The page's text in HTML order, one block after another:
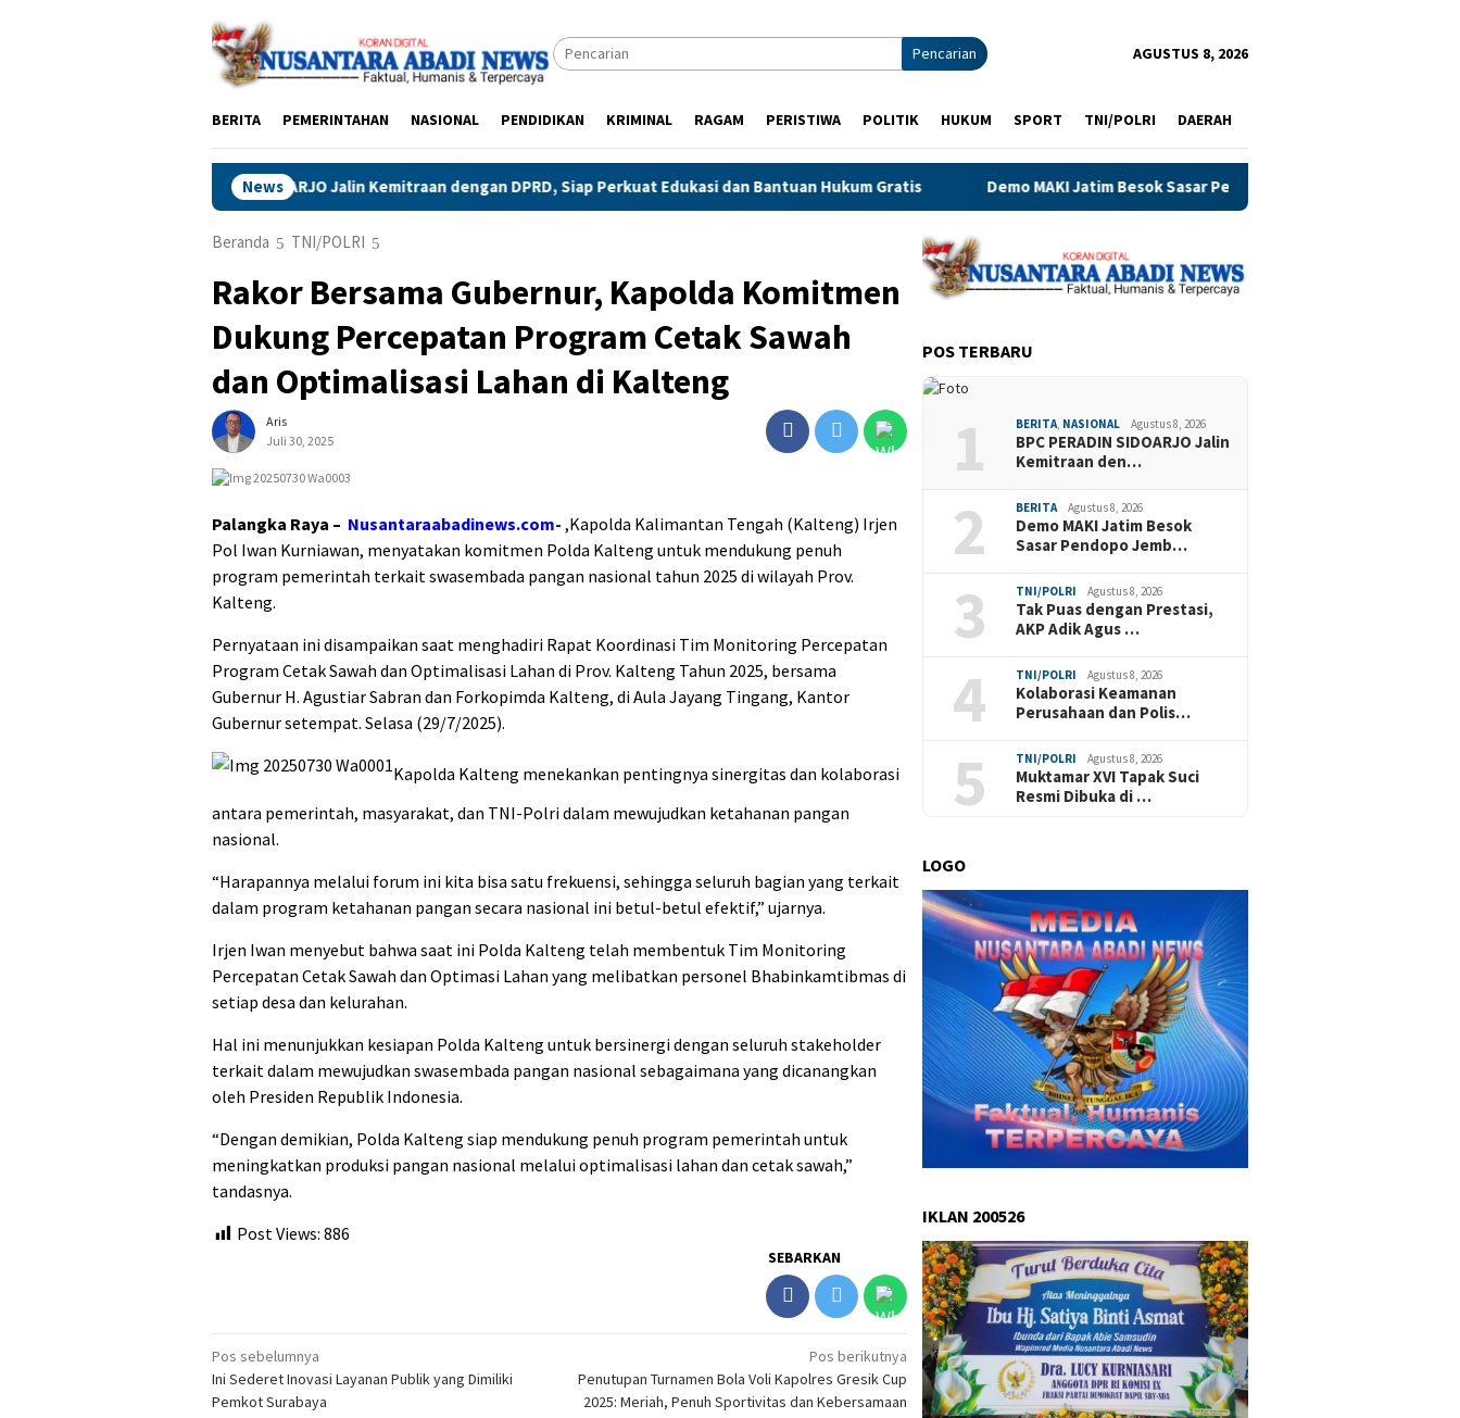
Pencarian AGUSTUS 8, 2026
BERITA PEMERINTAHAN NASIONAL PENDIDIKAN KRIMINAL RAGAM PERISTIWA POLITIK HUKUM SPORT TNI/POLRI DAERAH
News
BPC PERADIN SIDOARJO Jalin Kemitraan dengan DPRD, Siap Perkuat Edukasi dan Bantuan Hukum Gratis Demo MAKI Jatim Besok Sasar Pendopo Jember dan Cabdin, Soroti Dugaan
Beranda TNI/POLRI
Rakor Bersama Gubernur, Kapolda Komitmen
Dukung Percepatan Program Cetak Sawah
dan Optimalisasi Lahan di Kalteng
Aris
Juli 30, 2025
Palangka Raya – Nusantaraabadinews.com- ,Kapolda Kalimantan Tengah (Kalteng) Irjen
Pol Iwan Kurniawan, menyatakan komitmen Polda Kalteng untuk mendukung penuh
program pemerintah terkait swasembada pangan nasional tahun 2025 di wilayah Prov.
Kalteng.
Pernyataan ini disampaikan saat menghadiri Rapat Koordinasi Tim Monitoring Percepatan
Program Cetak Sawah dan Optimalisasi Lahan di Prov. Kalteng Tahun 2025, bersama
Gubernur H. Agustiar Sabran dan Forkopimda Kalteng, di Aula Jayang Tingang, Kantor
Gubernur setempat. Selasa (29/7/2025).
Kapolda Kalteng menekankan pentingnya sinergitas dan kolaborasi
antara pemerintah, masyarakat, dan TNI-Polri dalam mewujudkan ketahanan pangan
nasional.
“Harapannya melalui forum ini kita bisa satu frekuensi, sehingga seluruh bagian yang terkait
dalam program ketahanan pangan secara nasional ini betul-betul efektif,” ujarnya.
Irjen Iwan menyebut bahwa saat ini Polda Kalteng telah membentuk Tim Monitoring
Percepatan Cetak Sawah dan Optimasi Lahan yang melibatkan personel Bhabinkamtibmas di
setiap desa dan kelurahan.
Hal ini menunjukkan kesiapan Polda Kalteng untuk bersinergi dengan seluruh stakeholder
terkait dalam mewujudkan swasembada pangan nasional sebagaimana yang dicanangkan
oleh Presiden Republik Indonesia.
“Dengan demikian, Polda Kalteng siap mendukung penuh program pemerintah untuk
meningkatkan produksi pangan nasional melalui optimalisasi lahan dan cetak sawah,”
tandasnya.
Post Views: 886
SEBARKAN
Navigasi
pos
Pos sebelumnya
Ini Sederet Inovasi Layanan Publik yang Dimiliki
Pemkot Surabaya
Pos berikutnya
Penutupan Turnamen Bola Voli Kapolres Gresik Cup
2025: Meriah, Penuh Sportivitas dan Kebersamaan
POS TERBARU
1 BERITA, NASIONAL Agustus 8, 2026
BPC PERADIN SIDOARJO Jalin
Kemitraan den…
2 BERITA Agustus 8, 2026
Demo MAKI Jatim Besok
Sasar Pendopo Jemb…
3 TNI/POLRI Agustus 8, 2026
Tak Puas dengan Prestasi,
AKP Adik Agus …
4 TNI/POLRI Agustus 8, 2026
Kolaborasi Keamanan
Perusahaan dan Polis…
5 TNI/POLRI Agustus 8, 2026
Muktamar XVI Tapak Suci
Resmi Dibuka di …
LOGO
IKLAN 200526